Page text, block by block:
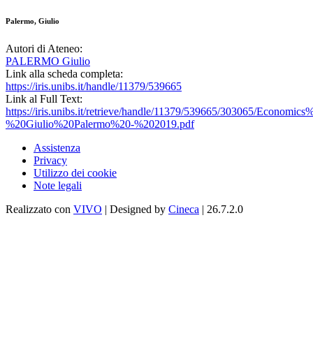
Palermo, Giulio
Autori di Ateneo:
PALERMO Giulio
Link alla scheda completa:
https://iris.unibs.it/handle/11379/539665
Link al Full Text:
https://iris.unibs.it/retrieve/handle/11379/539665/303065/
%20Giulio%20Palermo%20-%202019.pdf
Assistenza
Privacy
Utilizzo dei cookie
Note legali
Realizzato con VIVO | Designed by Cineca | 26.7.2.0